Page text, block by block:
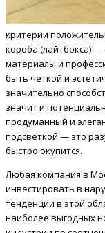
критерии
короба (лайтбокса)
материалы и
быть четкой и
значительно
значит и
продуманный и
подсветкой — это
быстро окупится.
Любая компания в
инвестировать в
тенденции в этой
наиболее выгодных